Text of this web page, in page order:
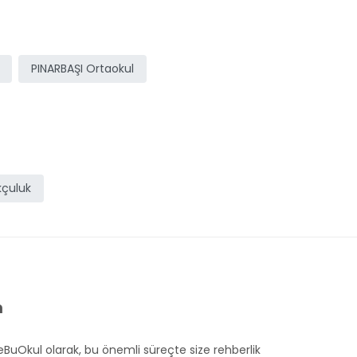
PINARBAŞI Ortaokul
olarak, bu önemli süreçte size rehberlik